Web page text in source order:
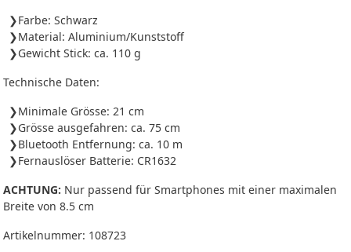
Farbe: Schwarz
Material: Aluminium/Kunststoff
Gewicht Stick: ca. 110 g
Technische Daten:
Minimale Grösse: 21 cm
Grösse ausgefahren: ca. 75 cm
Bluetooth Entfernung: ca. 10 m
Fernauslöser Batterie: CR1632
ACHTUNG: Nur passend für Smartphones mit einer maximalen
Breite von 8.5 cm
Artikelnummer: 108723